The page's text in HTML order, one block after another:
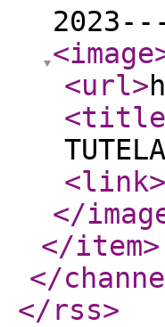
<image
<url>
<title
<link>
</
</item>
</
</rss>